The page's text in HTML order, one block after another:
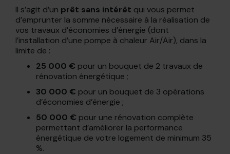
Il s’agit d’un prêt sans intérêt qui vous permet
d’emprunter la somme nécessaire à la réalisation de
vos travaux d’économies d’énergie (dont
l’installation d’une pompe à chaleur Air/Air), dans la
limite de :
25 000 € pour un bouquet de 2 travaux de
rénovation énergétique ;
30 000 € pour un bouquet de 3 opérations
d’économies d’énergie ;
50 000 € pour une rénovation complète
permettant d’améliorer la performance
énergétique de votre logement de minimum 35
%.